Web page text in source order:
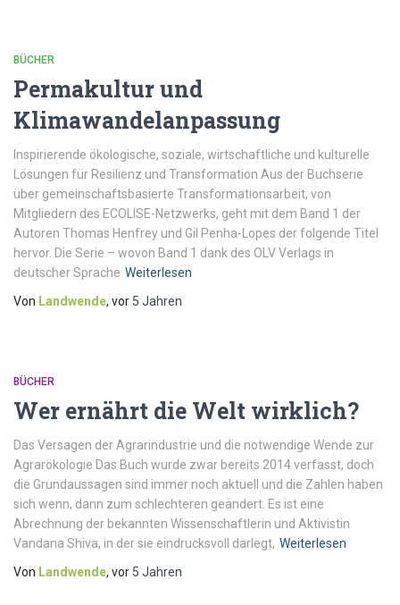
BÜCHER
Permakultur und
Klimawandelanpassung
Inspirierende ökologische, soziale, wirtschaftliche und kulturelle
Lösungen für Resilienz und Transformation Aus der Buchserie
über gemeinschaftsbasierte Transformationsarbeit, von
Mitgliedern des ECOLISE-Netzwerks, geht mit dem Band 1 der
Autoren Thomas Henfrey und Gil Penha-Lopes der folgende Titel
hervor. Die Serie – wovon Band 1 dank des OLV Verlags in
deutscher Sprache Weiterlesen
Von Landwende, vor 5 Jahren
BÜCHER
Wer ernährt die Welt wirklich?
Das Versagen der Agrarindustrie und die notwendige Wende zur
Agrarökologie Das Buch wurde zwar bereits 2014 verfasst, doch
die Grundaussagen sind immer noch aktuell und die Zahlen haben
sich wenn, dann zum schlechteren geändert. Es ist eine
Abrechnung der bekannten Wissenschaftlerin und Aktivistin
Vandana Shiva, in der sie eindrucksvoll darlegt, Weiterlesen
Von Landwende, vor 5 Jahren